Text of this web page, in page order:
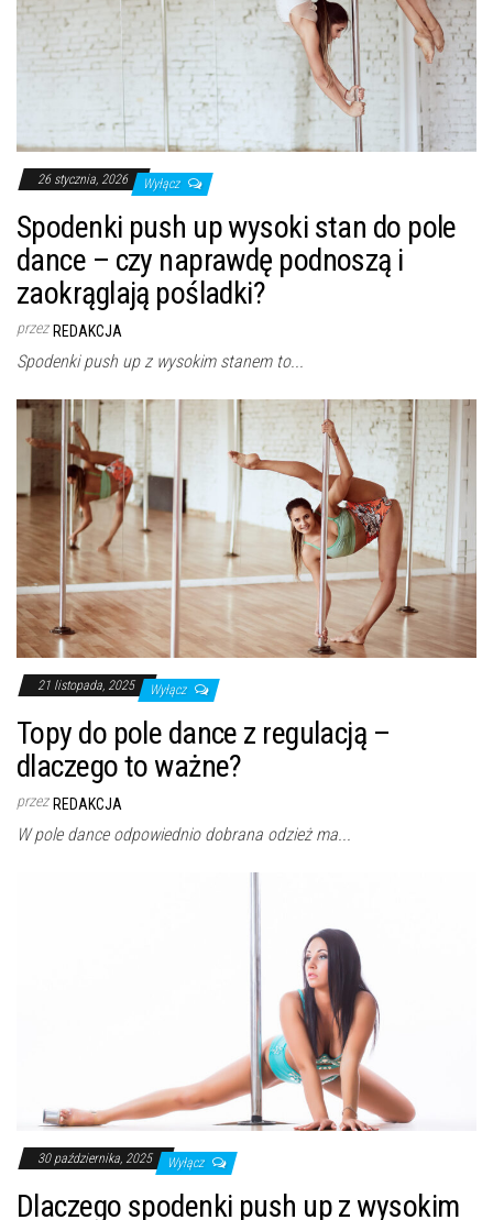
26 stycznia, 2026 Wyłącz
Spodenki push up wysoki stan do pole
dance – czy naprawdę podnoszą i
zaokrąglają pośladki?
przez REDAKCJA
Spodenki push up z wysokim stanem to...
21 listopada, 2025 Wyłącz
Topy do pole dance z regulacją –
dlaczego to ważne?
przez REDAKCJA
W pole dance odpowiednio dobrana odzież ma...
30 października, 2025 Wyłącz
Dlaczego spodenki push up z wysokim